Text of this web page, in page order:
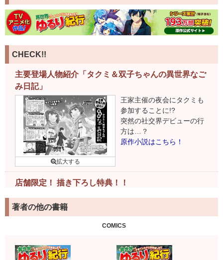
CHECK!!
主要登場人物紹介「タクミ＆双子ちゃんの異世界なご
み日記」
王家主催の夜会にタクミも
参加することに!?
突然の社交界デビューの行
方は…？
原作小説はこちら！
店舗限定！ 描き下ろし特典！！
下記書店様で書籍ご購入の
し特典がついてきます！
詳細はこちら
著者の他の書籍
COMICS